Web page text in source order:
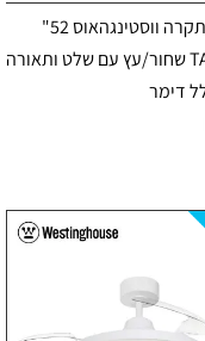
מאוורר תקרה ווסטינגהאוס 52"
TALIA DC שחור/עץ עם שלט ותאורה